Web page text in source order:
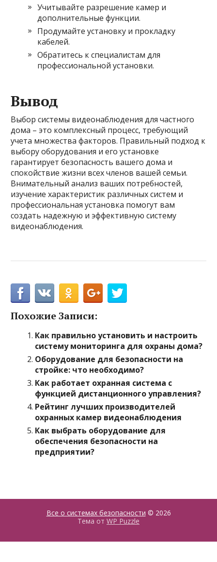
Учитывайте разрешение камер и
дополнительные функции.
Продумайте установку и прокладку
кабелей.
Обратитесь к специалистам для
профессиональной установки.
Вывод
Выбор системы видеонаблюдения для частного
дома – это комплексный процесс, требующий
учета множества факторов. Правильный подход к
выбору оборудования и его установке
гарантирует безопасность вашего дома и
спокойствие жизни всех членов вашей семьи.
Внимательный анализ ваших потребностей,
изучение характеристик различных систем и
профессиональная установка помогут вам
создать надежную и эффективную систему
видеонаблюдения.
Похожие Записи:
Как правильно установить и настроить
систему мониторинга для охраны дома?
Оборудование для безопасности на
стройке: что необходимо?
Как работает охранная система с
функцией дистанционного управления?
Рейтинг лучших производителей
охранных камер видеонаблюдения
Как выбрать оборудование для
обеспечения безопасности на
предприятии?
Все о системах безопасности © 2026
Тема от WP Puzzle